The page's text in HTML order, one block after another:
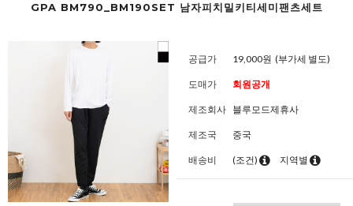
GPA BM790_BM190SET 남자피치밀키티세미팬츠세트
공급가 19,000원 (부가세 별도)
도매가 회원공개
제조회사 블루모드제휴사
제조국 중국
배송비 (조건) 지역별